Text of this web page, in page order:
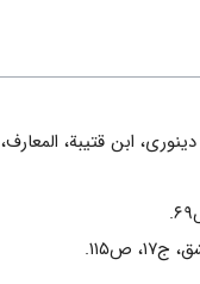
ابن عبد ربه، العقد الفرید، ج۵، ص۱۳۲؛ دینوری، ابن قتیبة، المعارف،
ص۱۱۵.